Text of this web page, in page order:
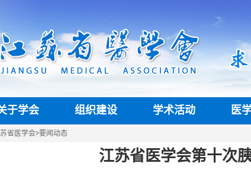
于学会 组织建设 学术活动 医
省医学会>要闻动态
江苏省医学会第十次